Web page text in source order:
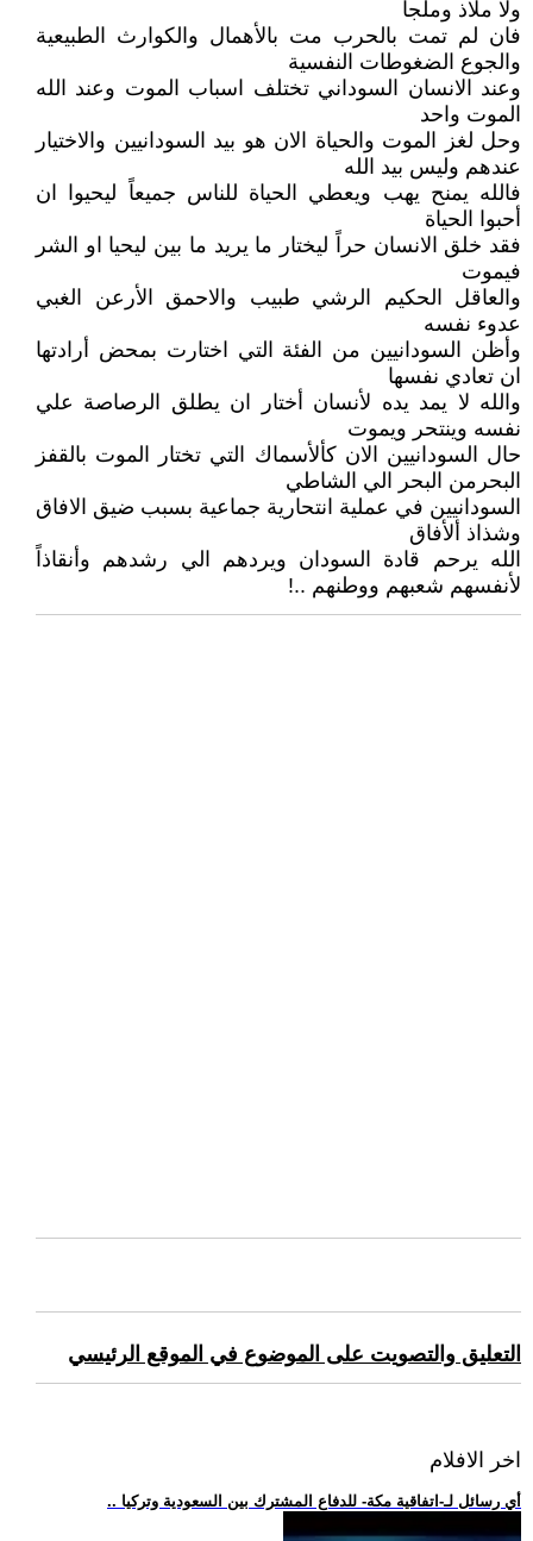
ولا ملاذ وملجأ
فان لم تمت بالحرب مت بالأهمال والكوارث الطبيعية
والجوع الضغوطات النفسية
وعند الانسان السوداني تختلف اسباب الموت وعند الله
الموت واحد
وحل لغز الموت والحياة الان هو بيد السودانيين والاختيار
عندهم وليس بيد الله
فالله يمنح يهب ويعطي الحياة للناس جميعاً ليحيوا ان
أحبوا الحياة
فقد خلق الانسان حراً ليختار ما يريد ما بين ليحيا او الشر
فيموت
والعاقل الحكيم الرشي طبيب والاحمق الأرعن الغبي
عدوء نفسه
وأظن السودانيين من الفئة التي اختارت بمحض أرادتها
ان تعادي نفسها
والله لا يمد يده لأنسان أختار ان يطلق الرصاصة علي
نفسه وينتحر ويموت
حال السودانيين الان كألأسماك التي تختار الموت بالقفز
البحرمن البحر الي الشاطي
السودانيين في عملية انتحارية جماعية بسبب ضيق الافاق
وشذاذ ألأفاق
الله يرحم قادة السودان ويردهم الي رشدهم وأنقاذاً
لأنفسهم شعبهم ووطنهم ..!
التعليق والتصويت على الموضوع في الموقع الرئيسي
اخر الافلام
.. أي رسائل لـ-اتفاقية مكة- للدفاع المشترك بين السعودية وتركيا